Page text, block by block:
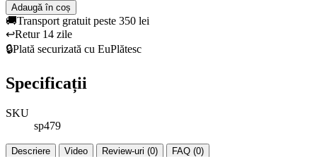
Adaugă în coș
🚚Transport gratuit peste 350 lei
↩️Retur 14 zile
🔒Plată securizată cu EuPlătesc
Specificații
SKU
sp479
Descriere Video Review-uri (0) FAQ (0)